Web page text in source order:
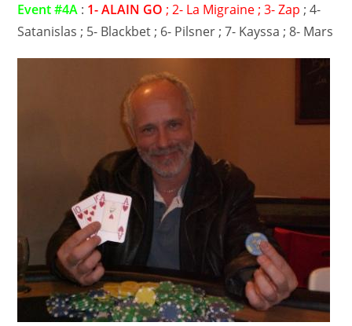
Event #4A : 1- ALAIN GO ; 2- La Migraine ; 3- Zap ; 4-
Satanislas ; 5- Blackbet ; 6- Pilsner ; 7- Kayssa ; 8- Mars